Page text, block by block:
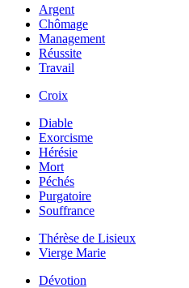
Argent
Chômage
Management
Réussite
Travail
Croix
Diable
Exorcisme
Hérésie
Mort
Péchés
Purgatoire
Souffrance
Thérèse de Lisieux
Vierge Marie
Dévotion